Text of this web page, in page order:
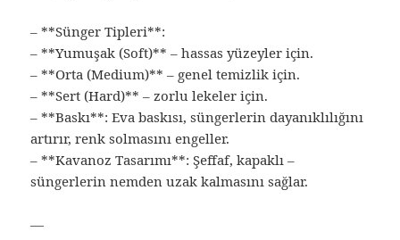
– **Sünger Tipleri**:
– **Yumuşak (Soft)** – hassas yüzeyler için.
– **Orta (Medium)** – genel temizlik için.
– **Sert (Hard)** – zorlu lekeler için.
– **Baskı**: Eva baskısı, süngerlerin dayanıklılığını
artırır, renk solmasını engeller.
– **Kavanoz Tasarımı**: Şeffaf, kapaklı –
süngerlerin nemden uzak kalmasını sağlar.
—